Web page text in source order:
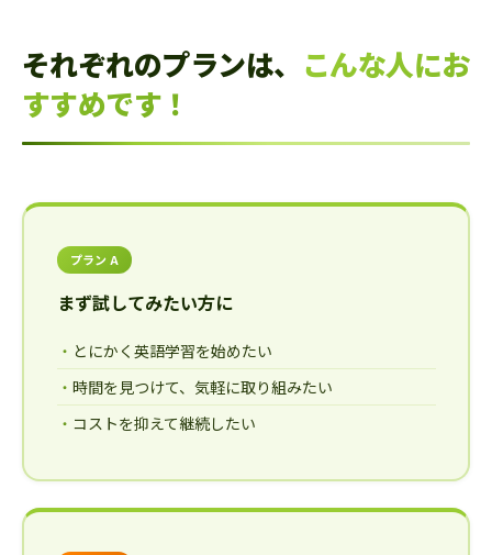
それぞれのプランは、 こんな人にお
すすめです！
プラン A
まず試してみたい方に
とにかく英語学習を始めたい
時間を見つけて、気軽に取り組みたい
コストを抑えて継続したい